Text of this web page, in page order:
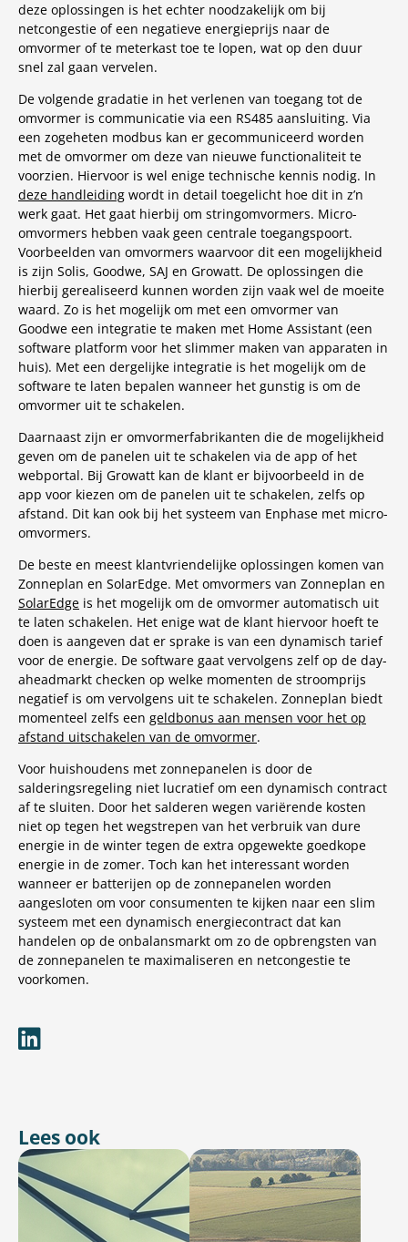
deze oplossingen is het echter noodzakelijk om bij
netcongestie of een negatieve energieprijs naar de
omvormer of te meterkast toe te lopen, wat op den duur
snel zal gaan vervelen.
De volgende gradatie in het verlenen van toegang tot de
omvormer is communicatie via een RS485 aansluiting. Via
een zogeheten modbus kan er gecommuniceerd worden
met de omvormer om deze van nieuwe functionaliteit te
voorzien. Hiervoor is wel enige technische kennis nodig. In
deze handleiding wordt in detail toegelicht hoe dit in z’n
werk gaat. Het gaat hierbij om stringomvormers. Micro-
omvormers hebben vaak geen centrale toegangspoort.
Voorbeelden van omvormers waarvoor dit een mogelijkheid
is zijn Solis, Goodwe, SAJ en Growatt. De oplossingen die
hierbij gerealiseerd kunnen worden zijn vaak wel de moeite
waard. Zo is het mogelijk om met een omvormer van
Goodwe een integratie te maken met Home Assistant (een
software platform voor het slimmer maken van apparaten in
huis). Met een dergelijke integratie is het mogelijk om de
software te laten bepalen wanneer het gunstig is om de
omvormer uit te schakelen.
Daarnaast zijn er omvormerfabrikanten die de mogelijkheid
geven om de panelen uit te schakelen via de app of het
webportal. Bij Growatt kan de klant er bijvoorbeeld in de
app voor kiezen om de panelen uit te schakelen, zelfs op
afstand. Dit kan ook bij het systeem van Enphase met micro-
omvormers.
De beste en meest klantvriendelijke oplossingen komen van
Zonneplan en SolarEdge. Met omvormers van Zonneplan en
SolarEdge is het mogelijk om de omvormer automatisch uit
te laten schakelen. Het enige wat de klant hiervoor hoeft te
doen is aangeven dat er sprake is van een dynamisch tarief
voor de energie. De software gaat vervolgens zelf op de day-
aheadmarkt checken op welke momenten de stroomprijs
negatief is om vervolgens uit te schakelen. Zonneplan biedt
momenteel zelfs een geldbonus aan mensen voor het op
afstand uitschakelen van de omvormer.
Voor huishoudens met zonnepanelen is door de
salderingsregeling niet lucratief om een dynamisch contract
af te sluiten. Door het salderen wegen variërende kosten
niet op tegen het wegstrepen van het verbruik van dure
energie in de winter tegen de extra opgewekte goedkope
energie in de zomer. Toch kan het interessant worden
wanneer er batterijen op de zonnepanelen worden
aangesloten om voor consumenten te kijken naar een slim
systeem met een dynamisch energiecontract dat kan
handelen op de onbalansmarkt om zo de opbrengsten van
de zonnepanelen te maximaliseren en netcongestie te
voorkomen.
Lees ook